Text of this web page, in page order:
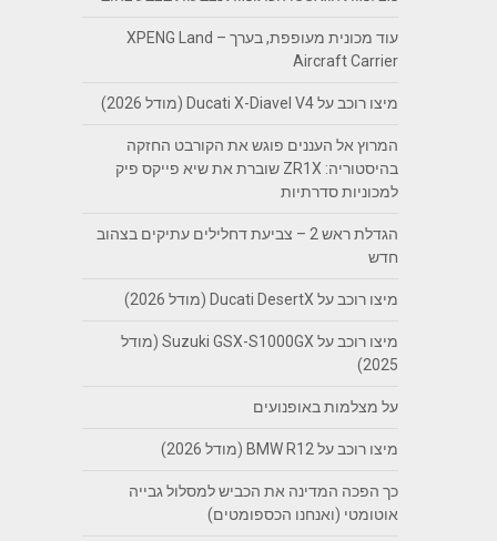
עוד מכונית מעופפת, בערך – XPENG Land
Aircraft Carrier
מיצו רוכב על Ducati X-Diavel V4 (מודל 2026)
המרוץ אל העננים פוגש את הקורבט החזקה
בהיסטוריה: ZR1X שוברת את שיא פייקס פיק
למכוניות סדרתיות
הגדלת ראש 2 – צביעת דחלילים עתיקים בצהוב
חדש
מיצו רוכב על Ducati DesertX (מודל 2026)
מיצו רוכב על Suzuki GSX-S1000GX (מודל
2025)
על מצלמות באופנועים
מיצו רוכב על BMW R12 (מודל 2026)
כך הפכה המדינה את הכביש למסלול גבייה
אוטומטי (ואנחנו הכספומטים)